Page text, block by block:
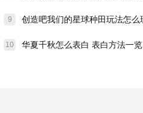
9
10 华夏千秋怎么表白 表白方法一览